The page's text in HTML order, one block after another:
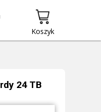
Koszyk
24 TB